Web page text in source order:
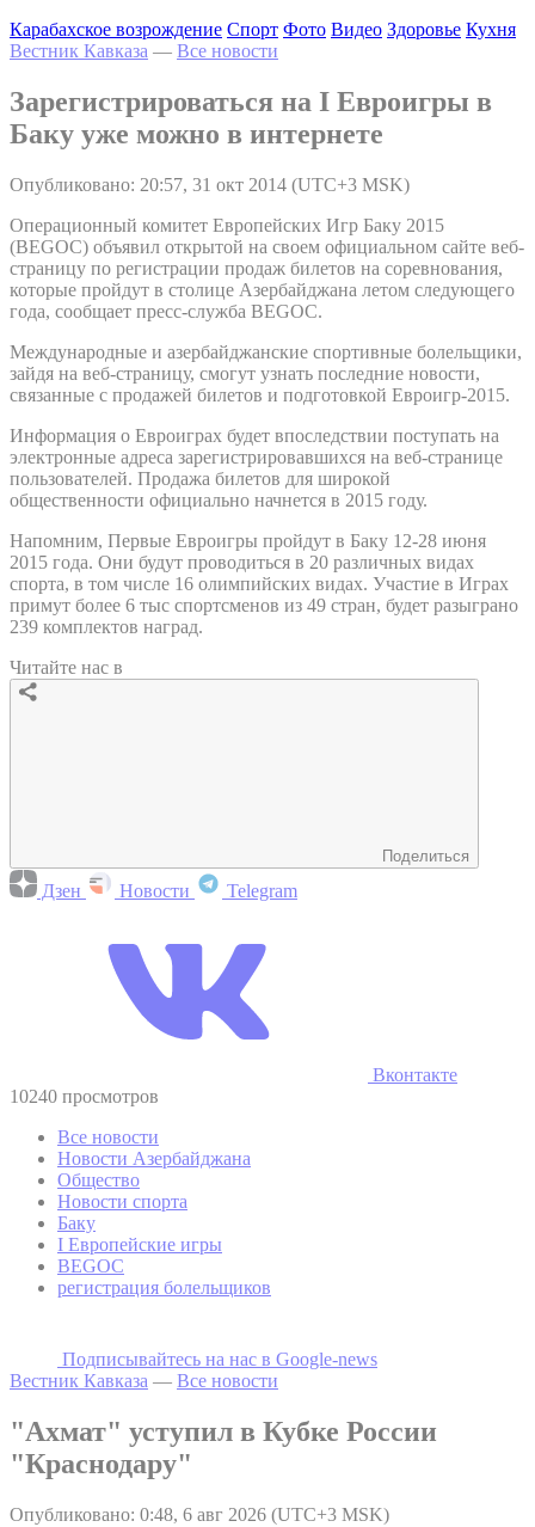
Карабахское возрождение Спорт Фото Видео Здоровье Кухня
Вестник Кавказа — Все новости
Зарегистрироваться на I Евроигры в
Баку уже можно в интернете
Опубликовано: 20:57, 31 окт 2014 (UTC+3 MSK)
Операционный комитет Европейских Игр Баку 2015
(BEGOC) объявил открытой на своем официальном сайте веб-
страницу по регистрации продаж билетов на соревнования,
которые пройдут в столице Азербайджана летом следующего
года, сообщает пресс-служба BEGOC.
Международные и азербайджанские спортивные болельщики,
зайдя на веб-страницу, смогут узнать последние новости,
связанные с продажей билетов и подготовкой Евроигр-2015.
Информация о Евроиграх будет впоследствии поступать на
электронные адреса зарегистрировавшихся на веб-странице
пользователей. Продажа билетов для широкой
общественности официально начнется в 2015 году.
Напомним, Первые Евроигры пройдут в Баку 12-28 июня
2015 года. Они будут проводиться в 20 различных видах
спорта, в том числе 16 олимпийских видах. Участие в Играх
примут более 6 тыс спортсменов из 49 стран, будет разыграно
239 комплектов наград.
Читайте нас в
Поделиться
Дзен Новости Telegram
Вконтакте
10240 просмотров
Все новости
Новости Азербайджана
Общество
Новости спорта
Баку
I Европейские игры
BEGOC
регистрация болельщиков
Подписывайтесь на наc в Google-news
Вестник Кавказа — Все новости
"Ахмат" уступил в Кубке России
"Краснодару"
Опубликовано: 0:48, 6 авг 2026 (UTC+3 MSK)